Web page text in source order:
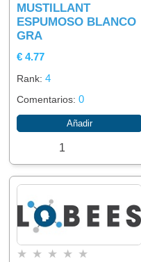
MUSTILLANT
ESPUMOSO BLANCO
GRA
€ 4.77
Rank:4
Comentarios:0
Añadir
★ ★ ★ ★ ★